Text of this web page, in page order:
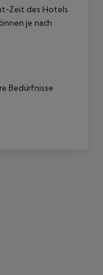
Zeit des Hotels
je nach
Bedürfnisse